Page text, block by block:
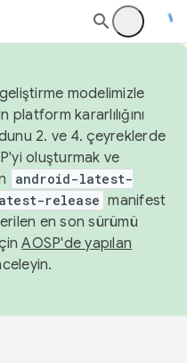
modelimizle
kararlılığını
2. ve 4. çeyreklerde
oluşturmak ve
android-latest-
release manifest
en son sürümü
AOSP'de yapılan